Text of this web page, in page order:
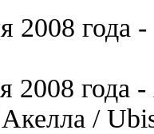
2008
2008 года
/